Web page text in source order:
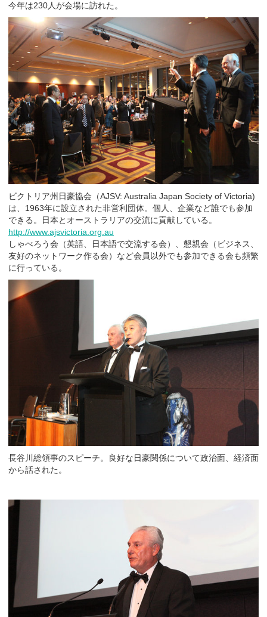
今年は230人が会場に訪れた。
ビクトリア州日豪協会（AJSV: Australia Japan Society of Victoria)
は、1963年に設立された非営利団体。個人、企業など誰でも参加
できる。日本とオーストラリアの交流に貢献している。
http://www.ajsvictoria.org.au
しゃべろう会（英語、日本語で交流する会）、懇親会（ビジネス、
友好のネットワーク作る会）など会員以外でも参加できる会も頻繁
に行っている。
長谷川総領事のスピーチ。良好な日豪関係について政治面、経済面
から話された。